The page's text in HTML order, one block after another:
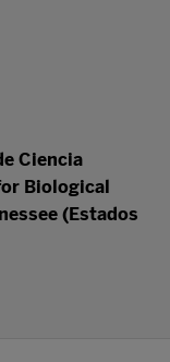
Ciencia
Biological
(Estados